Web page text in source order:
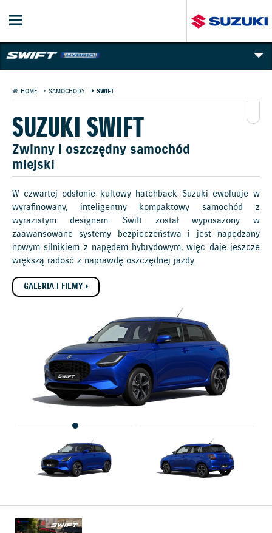
TECHNOLOGIE
CENNIK
WYPOSAŻENIE
KOLORY NADWOZIA
HOME SAMOCHODY SWIFT
SUZUKI SWIFT
Zwinny i oszczędny samochód
miejski
W czwartej odsłonie kultowy hatchback Suzuki ewoluuje w
wyrafinowany, inteligentny kompaktowy samochód z
wyrazistym designem. Swift został wyposażony w
zaawansowane systemy bezpieczeństwa i jest napędzany
nowym silnikiem z napędem hybrydowym, więc daje jeszcze
większą radość z naprawdę oszczędnej jazdy.
GALERIA I FILMY